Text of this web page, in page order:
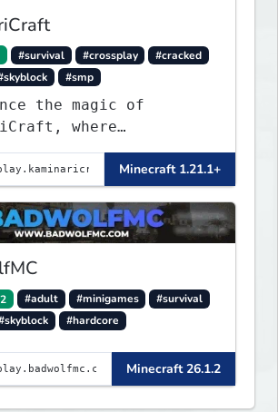
#survival #crossplay
#cracked
#smp
the magic of
where
meets adventure in
of Minecraft. Our
a seamless and
experience for both
Bedrock players
Minecraft 1.21.1+
#adult #minigames
#survival
#hardcore
Minecraft 26.1.2